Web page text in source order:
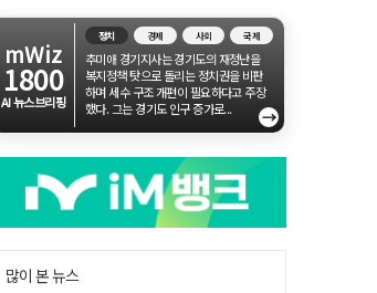
mWiz
1800
AI 뉴스브리핑
정치 경제 사회 국제
추미애 경기지사는 경기도의 재정난을
복지정책 탓으로 돌리는 정치권을 비판
하며 세수 구조 개편이 필요하다고 주장
했다. 그는 경기도 인구 증가로...
→
많이 본 뉴스